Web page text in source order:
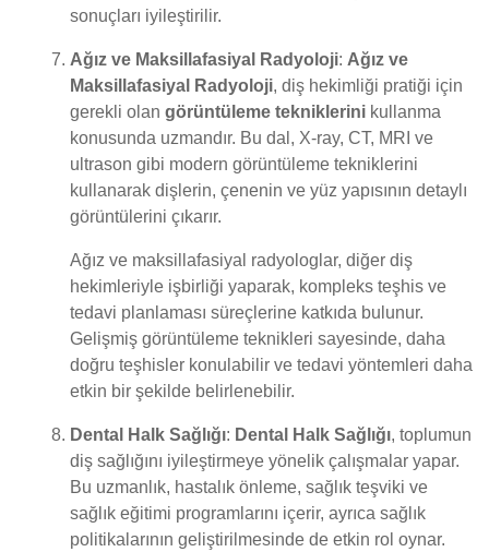
sonuçları iyileştirilir.
Ağız ve Maksillafasiyal Radyoloji: Ağız ve
Maksillafasiyal Radyoloji, diş hekimliği pratiği için
gerekli olangörüntüleme tekniklerini kullanma
konusunda uzmandır. Bu dal, X-ray, CT, MRI ve
ultrason gibi modern görüntüleme tekniklerini
kullanarak dişlerin, çenenin ve yüz yapısının detaylı
görüntülerini çıkarır.
Ağız ve maksillafasiyal radyologlar, diğer diş
hekimleriyle işbirliği yaparak, kompleks teşhis ve
tedavi planlaması süreçlerine katkıda bulunur.
Gelişmiş görüntüleme teknikleri sayesinde, daha
doğru teşhisler konulabilir ve tedavi yöntemleri daha
etkin bir şekilde belirlenebilir.
Dental Halk Sağlığı: Dental Halk Sağlığı, toplumun
diş sağlığını iyileştirmeye yönelik çalışmalar yapar.
Bu uzmanlık, hastalık önleme, sağlık teşviki ve
sağlık eğitimi programlarını içerir, ayrıca sağlık
politikalarının geliştirilmesinde de etkin rol oynar.